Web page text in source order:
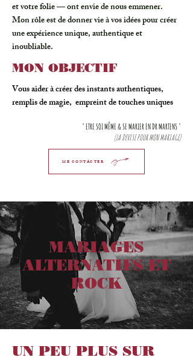
et votre folie — ont envie de nous emmener.
Mon rôle est de donner vie à vos idées pour créer
une expérience unique, authentique et
inoubliable.
MON OBJECTIF
Vous aider à créer des instants authentiques,
remplis de magie, empreint de touches uniques
" ETRE SOI MÊME & SE MARIER EN DR MARTENS "
(LA DEVISE POUR MON MARIAGE)
ME CONTACTER
MARIAGES
ALTERNATIFS ET
ROCK
UN PEU PLUS SUR